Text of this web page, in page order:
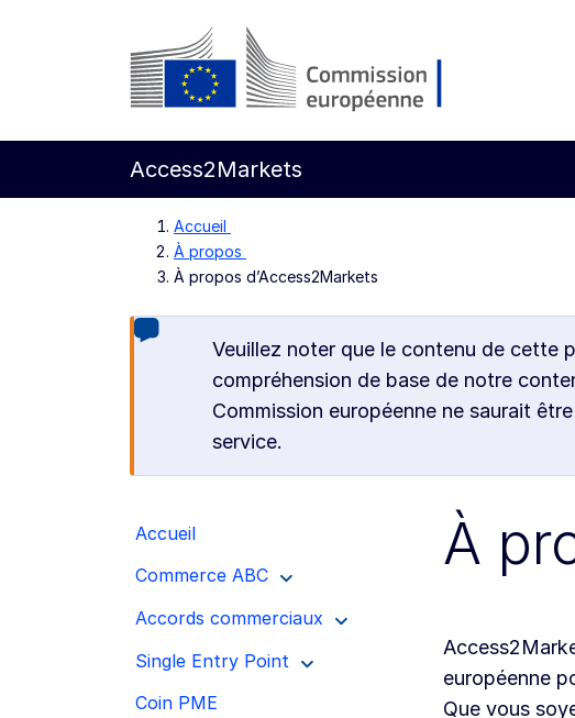
Aller directement au contenu principal
Access2Markets
Accueil
À propos
À propos d’Access2Markets
Veuillez noter que le contenu de cette
compréhension de base de notre
Commission européenne ne saurait
service.
Accueil
Commerce ABC
Accords commerciaux
Single Entry Point
Coin PME
À
européenne
Que vous